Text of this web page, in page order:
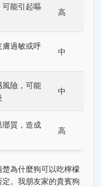
能引起嘔
高
過敏或呼
中
險，可能
中
質，造成
高
為什麼狗可以吃檸檬
。我朋友家的貴賓狗